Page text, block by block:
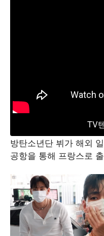
TV
방탄소년단 뷔가 해외
공항을 통해 프랑스로